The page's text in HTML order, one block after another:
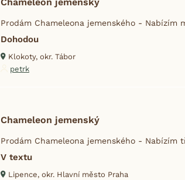
Prodám Chameleona jemenského -
Dohodou
Klokoty, okr. Tábor
petrk
Chameleon jemenský
Prodám Chameleona jemenského -
V textu
Lipence, okr. Hlavní město Praha